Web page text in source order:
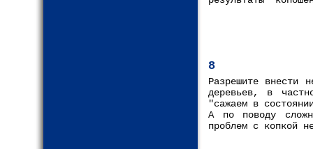
8
Разрешите внести
деревьев, в
"сажаем в
А по поводу
проблем с копкой